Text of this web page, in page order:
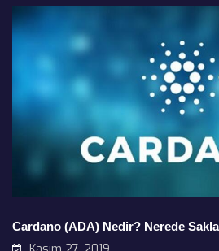
Cardano (ADA) Nedir? Nerede